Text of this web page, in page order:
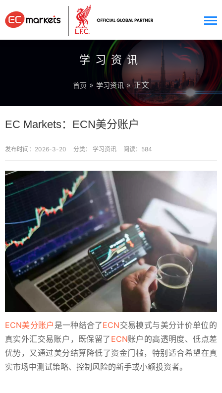
学习资讯
首页 » 学习资讯» 正文
EC Markets：ECN美分账户
发布时间：2026-3-20 分类： 学习资讯 阅读：584
ECN美分账户 ‌是一种结合了‌ECN交易模式‌与‌美分计价单位‌的‌
真实外汇交易账户‌，既保留了 ECN账户的高透明度、低点差
优势，又通过美分结算降低了资金门槛，特别适合希望在真
实市场中测试策略、控制风险的新手或小额投资者。